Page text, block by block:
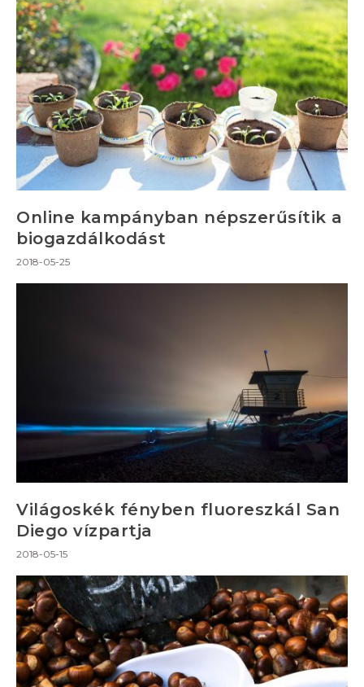
Online kampányban népszerűsítik a
biogazdálkodást
2018-05-25
Világoskék fényben fluoreszkál San
Diego vízpartja
2018-05-15